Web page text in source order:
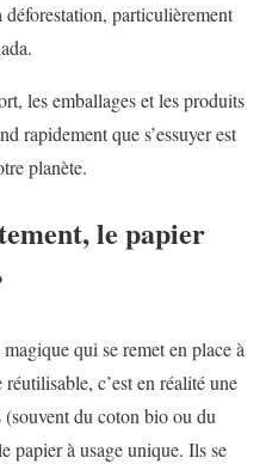
particulièrement
les emballages et les produits
rapidement que s’essuyer est
planète.
le papier
qui se remet en place à
c’est en réalité une
du coton bio ou du
papier à usage unique. Ils se